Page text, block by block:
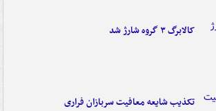
کالابرگ ۳ گروه شارژ شد
تکذیب شایعه معافیت سربازان فراری